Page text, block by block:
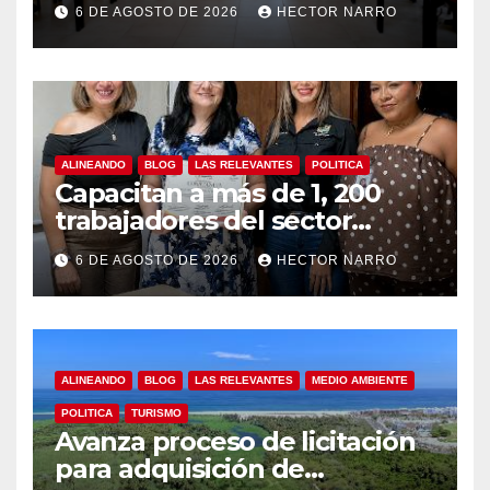
y temporada de ciclones
6 DE AGOSTO DE 2026 HECTOR NARRO
ALINEANDO BLOG LAS RELEVANTES POLITICA
Capacitan a más de 1, 200
trabajadores del sector
hotelero en derechos
humanos y respeto laboral
en Los Cabos
6 DE AGOSTO DE 2026 HECTOR NARRO
ALINEANDO BLOG LAS RELEVANTES MEDIO AMBIENTE
POLITICA TURISMO
Avanza proceso de licitación
para adquisición de